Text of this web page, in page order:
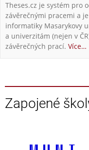
Theses.cz je systém pro
závěrečnými pracemi a
informatiky Masarykovy
a univerzitám (nejen v
závěrečných prací. Více…
Zapojené